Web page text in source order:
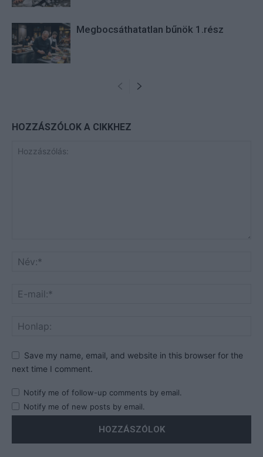
Megbocsáthatatlan bűnök 1.rész
HOZZÁSZÓLOK A CIKKHEZ
Save my name, email, and website in this browser for the
next time I comment.
Notify me of follow-up comments by email.
Notify me of new posts by email.